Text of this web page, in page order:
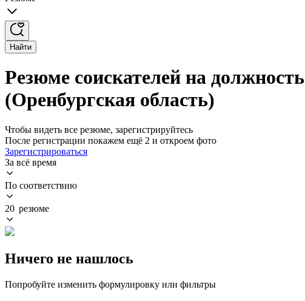
Найти
Резюме соискателей на
(Оренбургская область)
Чтобы видеть все резюме, зарегистрируйтесь
После регистрации покажем ещё 2 и откроем фото
Зарегистрироваться
За всё время
По соответствию
20 резюме
Ничего не нашлось
Попробуйте изменить формулировку или фильтры